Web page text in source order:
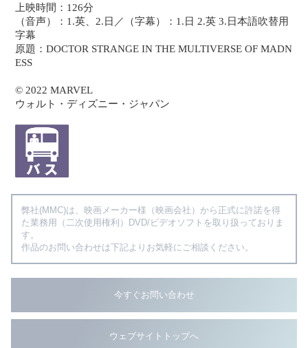
上映時間：126分
（音声）：1.英、2.日／（字幕）：1.日 2.英 3.日本語吹替用
字幕
原題：DOCTOR STRANGE IN THE MULTIVERSE OF MADN
ESS
© 2022 MARVEL
ウォルト・ディズニー・ジャパン
弊社(MMC)は、映画メーカー様（映画会社）から正式に許諾を得
た業務用（二次使用権利）DVD/ビデオソフトを取り扱っておりま
す。
作品のお問い合わせは下記よりお気軽にご相談ください。
今すぐお問い合わせ
ウェブサイトトップへ